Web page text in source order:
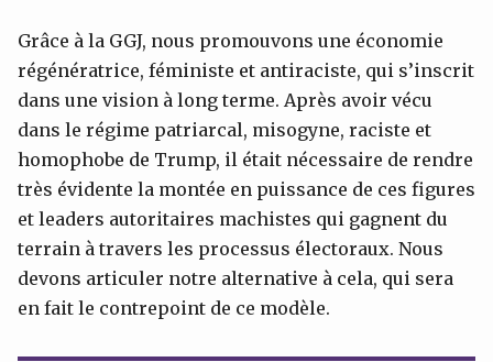
Grâce à la GGJ, nous promouvons une économie
régénératrice, féministe et antiraciste, qui s’inscrit
dans une vision à long terme. Après avoir vécu
dans le régime patriarcal, misogyne, raciste et
homophobe de Trump, il était nécessaire de rendre
très évidente la montée en puissance de ces figures
et leaders autoritaires machistes qui gagnent du
terrain à travers les processus électoraux. Nous
devons articuler notre alternative à cela, qui sera
en fait le contrepoint de ce modèle.